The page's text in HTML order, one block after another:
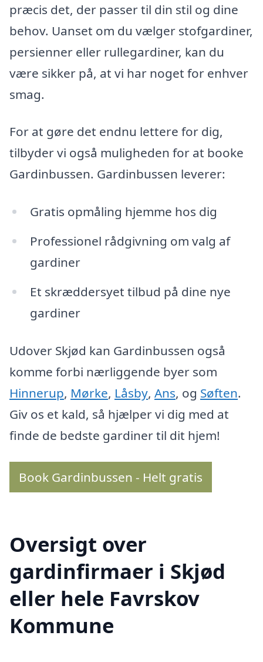
præcis det, der passer til din stil og dine
behov. Uanset om du vælger stofgardiner,
persienner eller rullegardiner, kan du
være sikker på, at vi har noget for enhver
smag.
For at gøre det endnu lettere for dig,
tilbyder vi også muligheden for at booke
Gardinbussen. Gardinbussen leverer:
Gratis opmåling hjemme hos dig
Professionel rådgivning om valg af
gardiner
Et skræddersyet tilbud på dine nye
gardiner
Udover Skjød kan Gardinbussen også
komme forbi nærliggende byer som
Hinnerup, Mørke, Låsby, Ans, og Søften.
Giv os et kald, så hjælper vi dig med at
finde de bedste gardiner til dit hjem!
Book Gardinbussen - Helt gratis
Oversigt over
gardinfirmaer i Skjød
eller hele Favrskov
Kommune